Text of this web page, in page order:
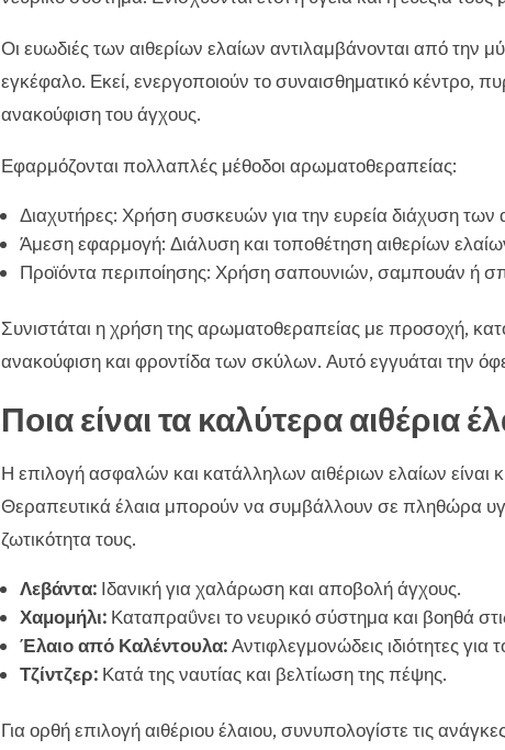
Οι ευωδιές των αιθερίων ελαίων αντιλαμβάνονται από την
εγκέφαλο. Εκεί, ενεργοποιούν το συναισθηματικό κέντρο,
ανακούφιση του άγχους.
Εφαρμόζονται πολλαπλές μέθοδοι αρωματοθεραπείας:
Διαχυτήρες: Χρήση συσκευών για την ευρεία διάχυση των
Άμεση εφαρμογή: Διάλυση και τοποθέτηση αιθερίων
Προϊόντα περιποίησης: Χρήση σαπουνιών, σαμπουάν ή
Συνιστάται η χρήση της αρωματοθεραπείας με προσοχή,
ανακούφιση και φροντίδα των σκύλων. Αυτό εγγυάται την
Ποια είναι τα καλύτερα αιθέρια
Η επιλογή ασφαλών και κατάλληλων αιθέριων ελαίων είναι
Θεραπευτικά έλαια μπορούν να συμβάλλουν σε πληθώρα
ζωτικότητα τους.
Λεβάντα:Ιδανική για χαλάρωση και αποβολή άγχους.
Χαμομήλι:Καταπραΰνει το νευρικό σύστημα και βοηθά
Έλαιο από Καλέντουλα:Αντιφλεγμονώδεις ιδιότητες για
Τζίντζερ:Κατά της ναυτίας και βελτίωση της πέψης.
Για ορθή επιλογή αιθέριου έλαιου, συνυπολογίστε τις